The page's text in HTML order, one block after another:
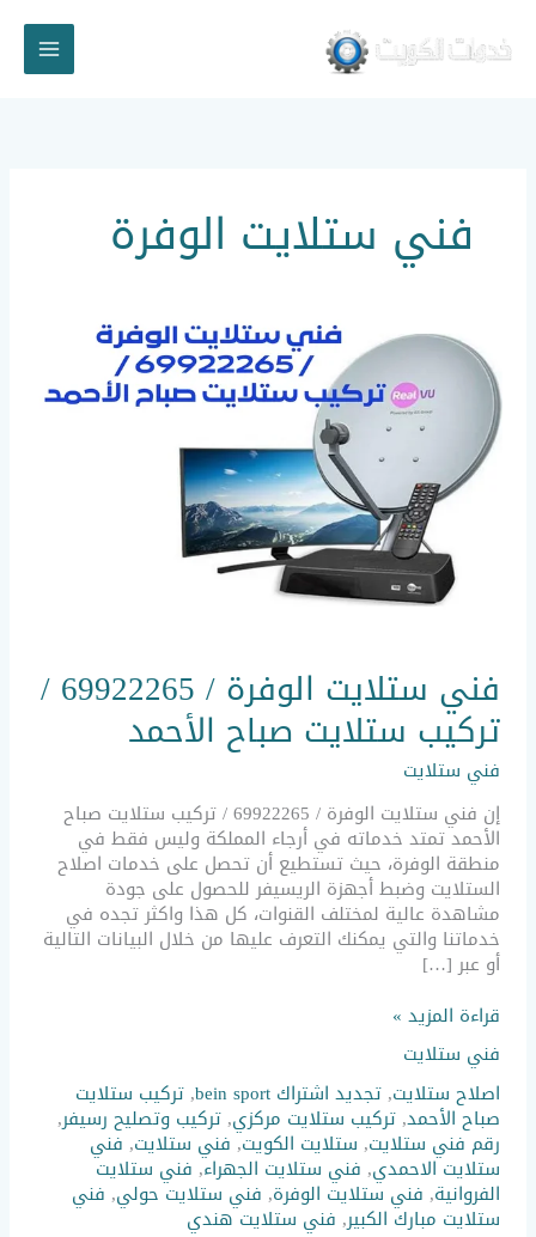
المحتوى
فني ستلايت الوفرة
فني ستلايت الوفرة / 69922265 /
تركيب ستلايت صباح الأحمد
فني ستلايت
إن فني ستلايت الوفرة / 69922265 / تركيب ستلايت صباح
الأحمد تمتد خدماته في أرجاء المملكة وليس فقط في
منطقة الوفرة، حيث تستطيع أن تحصل على خدمات اصلاح
الستلايت وضبط أجهزة الريسيفر للحصول على جودة
مشاهدة عالية لمختلف القنوات، كل هذا واكثر تجده في
خدماتنا والتي يمكنك التعرف عليها من خلال البيانات التالية
أو عبر […]
ستلايت
الوفرة
/
69922265
/
تركيب
ستلايت
صباح
الأحمد
قراءة المزيد »
فني ستلايت
اصلاح ستلايت,تجديد اشتراك bein sport ,تركيب ستلايت
صباح الأحمد,تركيب ستلايت مركزي,تركيب وتصليح رسيفر,
رقم فني ستلايت, ستلايت الكويت,فني ستلايت, فني
ستلايت الاحمدي, فني ستلايت الجهراء, فني ستلايت
الفروانية, فني ستلايت الوفرة, فني ستلايت حولي, فني
ستلايت مبارك الكبير, فني ستلايت هندي